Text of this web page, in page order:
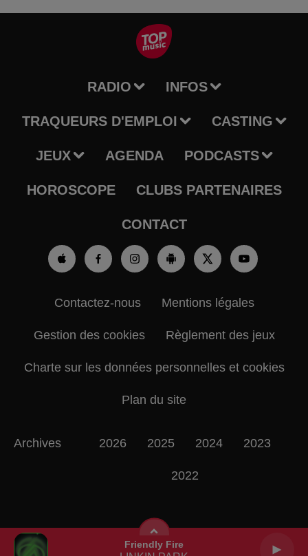
Friendly Fire
RADIO INFOS
TRAQUEURS D'EMPLOI CASTING
JEUX AGENDA PODCASTS
HOROSCOPE CLUBS PARTENAIRES
CONTACT
Contactez-nous Mentions légales
Gestion des cookies Règlement des jeux
Charte sur les données personnelles et cookies
Plan du site
Archives 2026 2025 2024 2023
2022